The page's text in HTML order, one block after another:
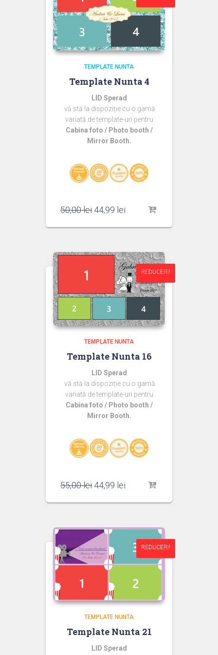
TEMPLATE NUNTA
Template Nunta 4
LID Sperad
vă stă la dispoziție cu o gamă
variată de template-uri pentru
Cabina foto / Photo booth /
Mirror Booth.
50,00lei Prețul
a
50,00 lei.
44,99 lei
este:
REDUCERI!
REDUCERI!
TEMPLATE NUNTA
Template Nunta 16
LID Sperad
vă stă la dispoziție cu o gamă
variată de template-uri pentru
Cabina foto / Photo booth /
Mirror Booth.
55,00lei Prețul
a
55,00 lei.
44,99 lei
este:
REDUCERI!
REDUCERI!
TEMPLATE NUNTA
Template Nunta 21
LID Sperad